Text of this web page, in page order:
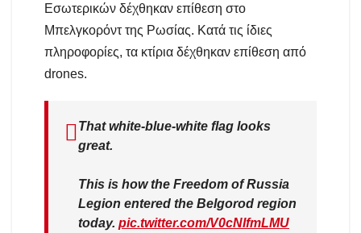
Εσωτερικών δέχθηκαν επίθεση στο
Μπελγκορόντ της Ρωσίας. Κατά τις ίδιες
πληροφορίες, τα κτίρια δέχθηκαν επίθεση από
drones.
That white-blue-white flag looks
great.
This is how the Freedom of Russia
Legion entered the Belgorod region
today. pic.twitter.com/V0cNlfmLMU